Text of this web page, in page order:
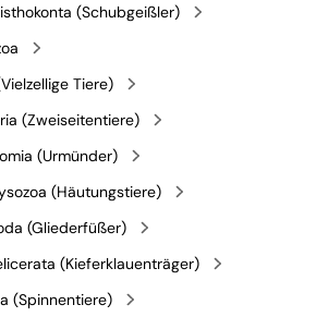
(Schubgeißler)
Tiere)
(Zweiseitentiere)
(Urmünder)
(Häutungstiere)
(Gliederfüßer)
(Kieferklauenträger)
(Spinnentiere)